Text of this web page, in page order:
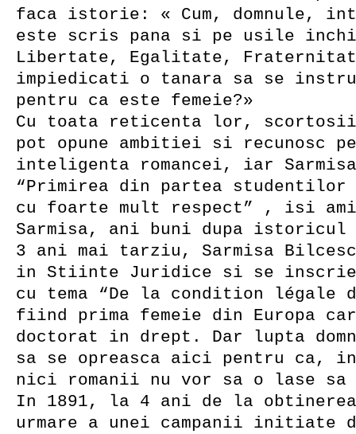
faca istorie: « Cum, domnule,
este scris pana si pe usile
Libertate, Egalitate,
impiedicati o tanara sa se
pentru ca este femeie?»
Cu toata reticenta lor,
pot opune ambitiei si recunosc
inteligenta romancei, iar
“Primirea din partea
cu foarte mult respect” , isi
Sarmisa, ani buni dupa istoricul
3 ani mai tarziu, Sarmisa
in Stiinte Juridice si se
cu tema “De la condition légale
fiind prima femeie din Europa
doctorat in drept. Dar lupta
sa se opreasca aici pentru ca,
nici romanii nu vor sa o lase sa
In 1891, la 4 ani de la
urmare a unei campanii initiate